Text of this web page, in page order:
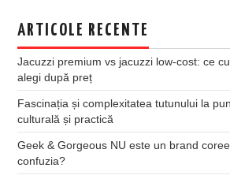
ARTICOLE RECENTE
Jacuzzi premium vs jacuzzi low-cost: ce
alegi după preț
Fascinația și complexitatea tutunului la
culturală și practică
Geek & Gorgeous NU este un brand
confuzia?